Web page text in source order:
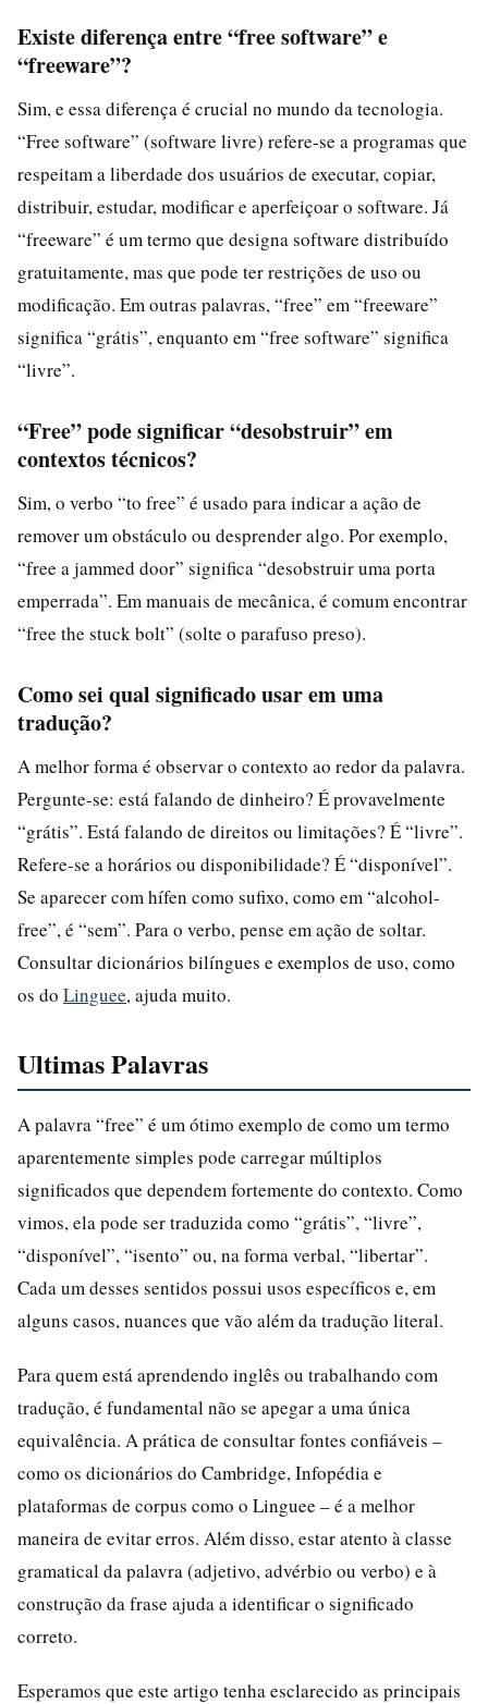
Existe diferença entre “free software” e
“freeware”?
Sim, e essa diferença é crucial no mundo da tecnologia.
“Free software” (software livre) refere-se a programas que
respeitam a liberdade dos usuários de executar, copiar,
distribuir, estudar, modificar e aperfeiçoar o software. Já
“freeware” é um termo que designa software distribuído
gratuitamente, mas que pode ter restrições de uso ou
modificação. Em outras palavras, “free” em “freeware”
significa “grátis”, enquanto em “free software” significa
“livre”.
“Free” pode significar “desobstruir” em
contextos técnicos?
Sim, o verbo “to free” é usado para indicar a ação de
remover um obstáculo ou desprender algo. Por exemplo,
“free a jammed door” significa “desobstruir uma porta
emperrada”. Em manuais de mecânica, é comum encontrar
“free the stuck bolt” (solte o parafuso preso).
Como sei qual significado usar em uma
tradução?
A melhor forma é observar o contexto ao redor da palavra.
Pergunte-se: está falando de dinheiro? É provavelmente
“grátis”. Está falando de direitos ou limitações? É “livre”.
Refere-se a horários ou disponibilidade? É “disponível”.
Se aparecer com hífen como sufixo, como em “alcohol-
free”, é “sem”. Para o verbo, pense em ação de soltar.
Consultar dicionários bilíngues e exemplos de uso, como
os do Linguee, ajuda muito.
Ultimas Palavras
A palavra “free” é um ótimo exemplo de como um termo
aparentemente simples pode carregar múltiplos
significados que dependem fortemente do contexto. Como
vimos, ela pode ser traduzida como “grátis”, “livre”,
“disponível”, “isento” ou, na forma verbal, “libertar”.
Cada um desses sentidos possui usos específicos e, em
alguns casos, nuances que vão além da tradução literal.
Para quem está aprendendo inglês ou trabalhando com
tradução, é fundamental não se apegar a uma única
equivalência. A prática de consultar fontes confiáveis –
como os dicionários do Cambridge, Infopédia e
plataformas de corpus como o Linguee – é a melhor
maneira de evitar erros. Além disso, estar atento à classe
gramatical da palavra (adjetivo, advérbio ou verbo) e à
construção da frase ajuda a identificar o significado
correto.
Esperamos que este artigo tenha esclarecido as principais